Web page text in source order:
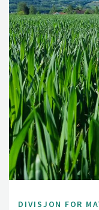
DIVISJON FOR